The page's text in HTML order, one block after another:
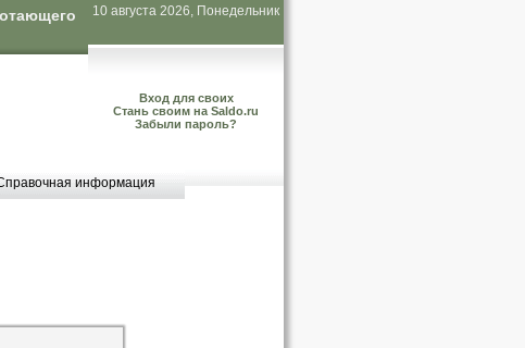
10 августа 2026, Понедельник
Вход для своих
Стань своим на Saldo.ru
Забыли пароль?
информация